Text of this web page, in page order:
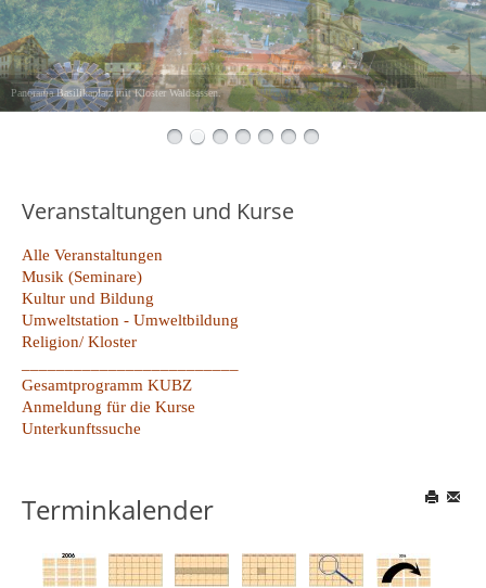
Veranstaltungen und Kurse
Alle Veranstaltungen
Musik (Seminare)
Kultur und Bildung
Umweltstation - Umweltbildung
Religion/ Kloster
Gesamtprogramm KUBZ
Anmeldung für die Kurse
Unterkunftssuche
Terminkalender